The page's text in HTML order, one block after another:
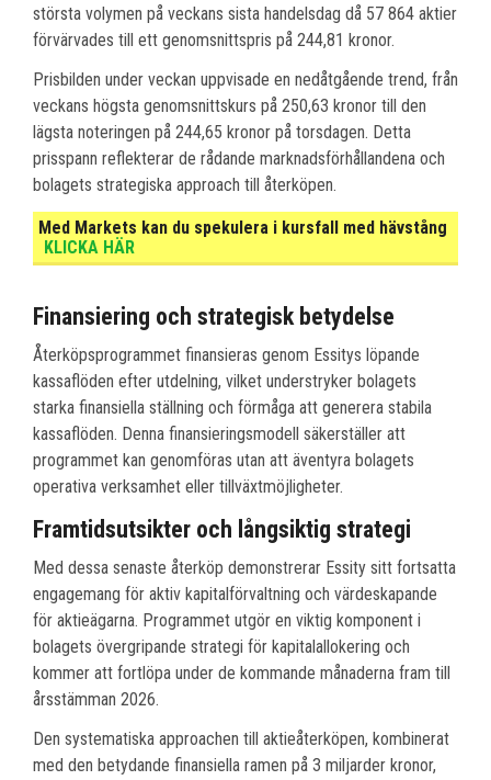
största volymen på veckans sista handelsdag då 57 864 aktier
förvärvades till ett genomsnittspris på 244,81 kronor.
Prisbilden under veckan uppvisade en nedåtgående trend, från
veckans högsta genomsnittskurs på 250,63 kronor till den
lägsta noteringen på 244,65 kronor på torsdagen. Detta
prisspann reflekterar de rådande marknadsförhållandena och
bolagets strategiska approach till återköpen.
Med Markets kan du spekulera i kursfall med hävstång
KLICKA HÄR
Finansiering och strategisk betydelse
Återköpsprogrammet finansieras genom Essitys löpande
kassaflöden efter utdelning, vilket understryker bolagets
starka finansiella ställning och förmåga att generera stabila
kassaflöden. Denna finansieringsmodell säkerställer att
programmet kan genomföras utan att äventyra bolagets
operativa verksamhet eller tillväxtmöjligheter.
Framtidsutsikter och långsiktig strategi
Med dessa senaste återköp demonstrerar Essity sitt fortsatta
engagemang för aktiv kapitalförvaltning och värdeskapande
för aktieägarna. Programmet utgör en viktig komponent i
bolagets övergripande strategi för kapitalallokering och
kommer att fortlöpa under de kommande månaderna fram till
årsstämman 2026.
Den systematiska approachen till aktieåterköpen, kombinerat
med den betydande finansiella ramen på 3 miljarder kronor,